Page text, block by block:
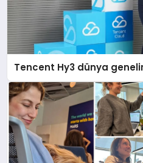
Tencent Hy3 dünya